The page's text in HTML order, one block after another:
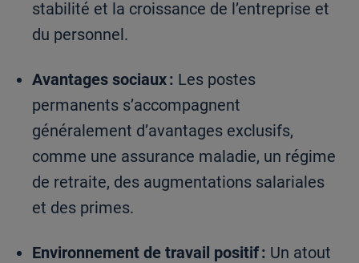
stabilité et la croissance de l’entreprise et
du personnel.
Avantages sociaux : Les postes
permanents s’accompagnent
généralement d’avantages exclusifs,
comme une assurance maladie, un régime
de retraite, des augmentations salariales
et des primes.
Environnement de travail positif : Un atout